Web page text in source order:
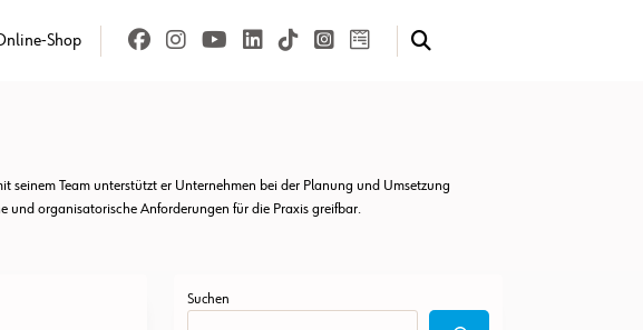
Shop
Team unterstützt er Unternehmen bei der Planung und Umsetzung
und organisatorische Anforderungen für die Praxis greifbar.
Suchen